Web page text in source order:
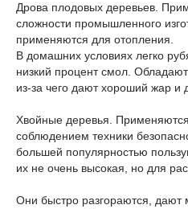
Дрова плодовых деревьев.
сложности промышленного
применяются для отопления.
В домашних условиях легко
низкий процент смол.
из-за чего дают хороший жар и
Хвойные деревья.
соблюдением техники
большей популярностью
их не очень высокая, но для
Они быстро разгораются, дают